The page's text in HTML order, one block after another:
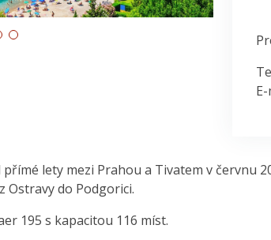
lety mezi Prahou a Tivatem v červnu
Ostravy do Podgorici.
195 s kapacitou 116 míst.